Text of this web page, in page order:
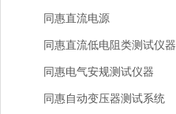
同惠直流电源
同惠直流低电阻类测试仪器
同惠电气安规测试仪器
同惠自动变压器测试系统